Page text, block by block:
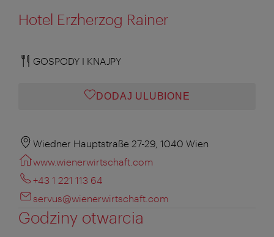
Hotel Erzherzog Rainer
GOSPODY I KNAJPY
DODAJ ULUBIONE
Wiedner Hauptstraße 27-29, 1040 Wien
www.wienerwirtschaft.com
+43 1 221 113 64
servus@wienerwirtschaft.com
Godziny otwarcia